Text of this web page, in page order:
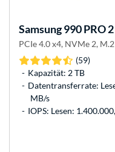
Samsung990 PRO 2
PCIe 4.0 x4, NVMe 2,
(59)
Kapazität: 2 TB
Datentransferrate:
MB/s
IOPS: Lesen: